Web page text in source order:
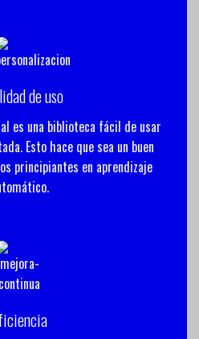
de uso
es una biblioteca fácil de usar
Esto hace que sea un buen
principiantes en aprendizaje